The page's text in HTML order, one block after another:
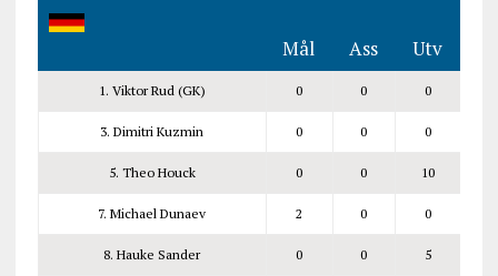
Mål Ass Utv
1. Viktor Rud (GK) 0 0 0
3. Dimitri Kuzmin 0 0 0
5. Theo Houck 0 0 10
7. Michael Dunaev 2 0 0
8. Hauke Sander 0 0 5